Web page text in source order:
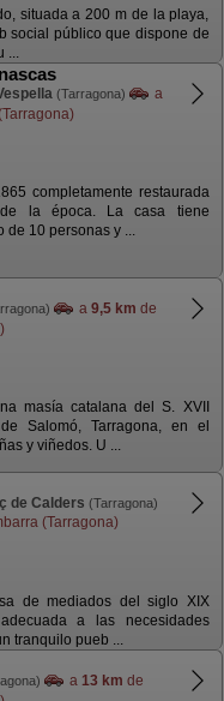
situada a 200 m de la playa,
social público que dispone de
...
(Tarragona)
a
completamente restaurada
la época. La casa tiene
de 10 personas y ...
a 9,5 km de
masía catalana del S. XVII
Salomó, Tarragona, en el
y viñedos. U ...
de Calders (Tarragona)
(Tarragona)
de mediados del siglo XIX
a las necesidades
tranquilo pueb ...
a 13 km de